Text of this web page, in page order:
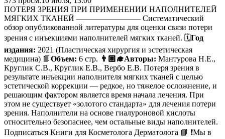
ПОТЕРЯ ЗРЕНИЯ ПРИ ПРИМЕНЕНИИ НАПОЛНИТЕЛЕЙ
МЯГКИХ ТКАНЕЙ ———————— Систематический
обзор опубликованной литературы для оценки связи потери
зрения с инъекциями наполнителей мягких тканей. 🗓Год
издания: 2021 (Пластическая хирургия и эстетическая
медицина) 📙Объем: 6 стр. 👨🏼‍🎓Авторы: Мантурова Н.Е.,
Круглик С.В., Круглик Е.В., Вербо Е.В. Потеря зрения в
результате инъекции наполнителя мягких тканей с целью
эстетической коррекции — редкое, но тяжелое осложнение, и
решающим фактором является время начала лечения. При
этом не существует «золотого стандарта» для лечения потери
зрения. Наполнители на основе гиалуроновой кислоты
относительно безопаснее, чем остальные виды наполнителей.
Подписаться Книги для Косметолога Дерматолога 📘 ❗️Мы в